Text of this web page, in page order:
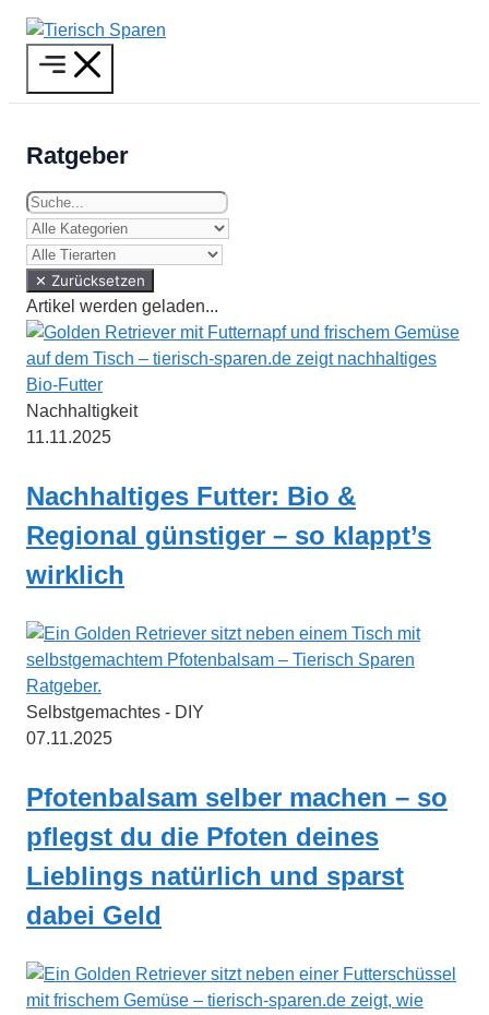
Zum
Inhalt
springen
Ratgeber
✕ Zurücksetzen
Artikel werden geladen...
Nachhaltigkeit
11.11.2025
Nachhaltiges Futter: Bio &
Regional günstiger – so klappt’s
wirklich
Selbstgemachtes - DIY
07.11.2025
Pfotenbalsam selber machen – so
pflegst du die Pfoten deines
Lieblings natürlich und sparst
dabei Geld